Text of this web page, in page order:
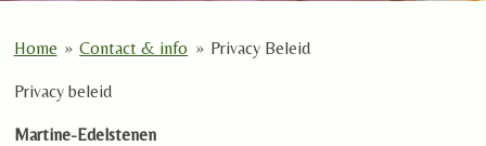
Home » Contact & info » Privacy Beleid
Privacy beleid
Martine-Edelstenen